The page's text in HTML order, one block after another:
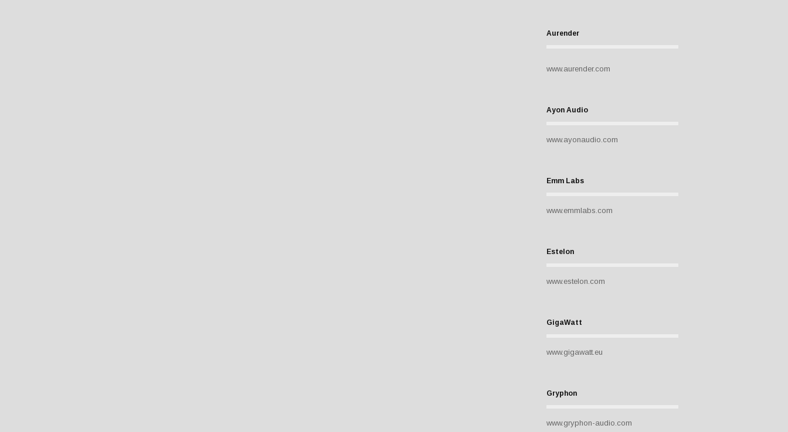
Aurender
www.aurender.com
Ayon Audio
www.ayonaudio.com
Emm Labs
www.emmlabs.com
Estelon
www.estelon.com
GigaWatt
www.gigawatt.eu
Gryphon
www.gryphon-audio.com